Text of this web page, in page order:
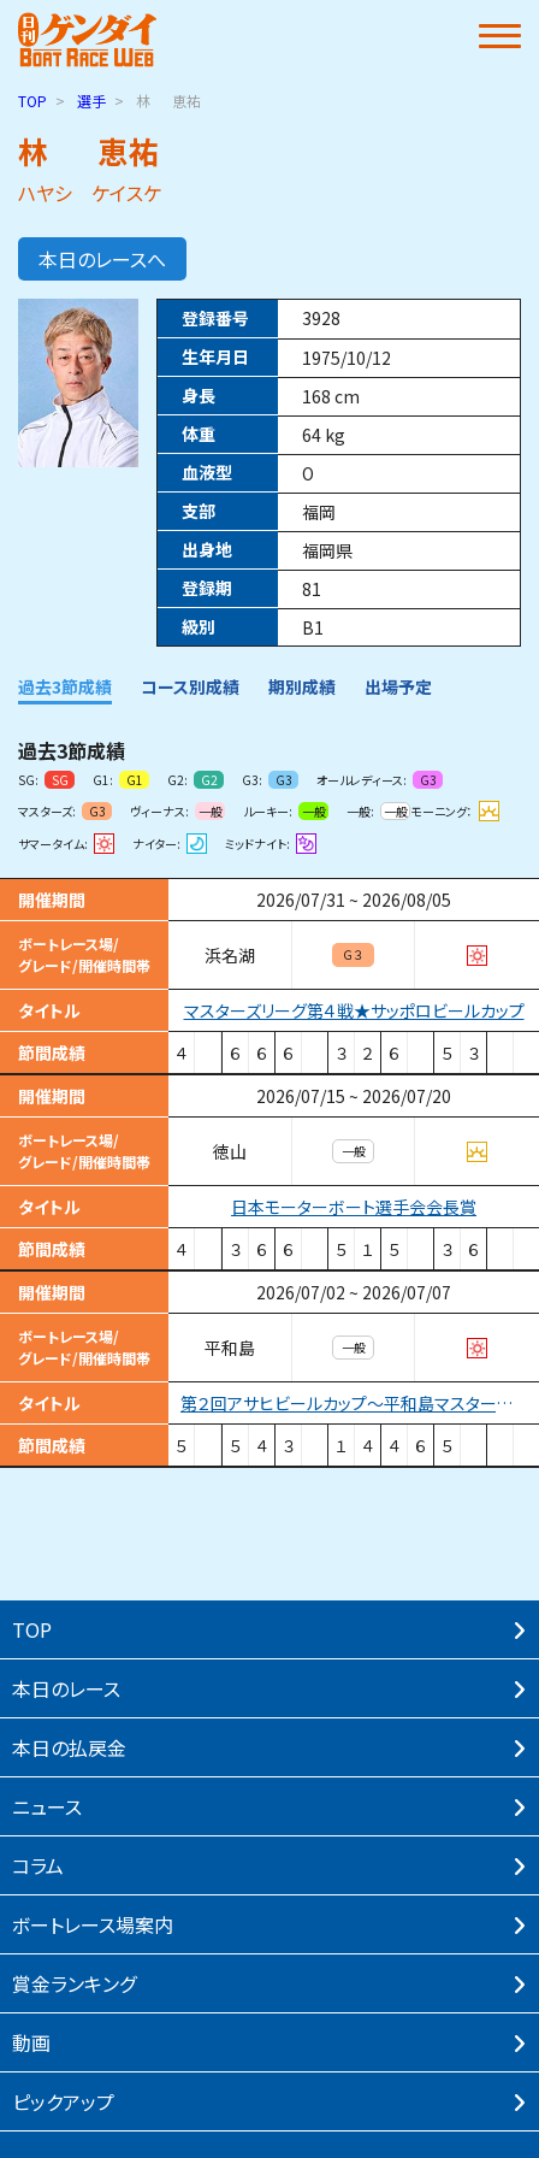
TOP 選手 林 恵祐
林 恵祐
ハヤシ ケイスケ
本日のレースへ
登録番号
3928
生年月日
1975/10/12
身長
168 cm
体重
64 kg
血液型
O
支部
福岡
出身地
福岡県
登録期
81
級別
B1
過去3節成績 コース別成績 期別成績 出場予定
過去3節成績
SG: SG G1: G1 G2: G2 G3: G3 オールレディース:
G3
マスターズ:
G3 ヴィーナス: 一般 ルーキー: 一般 一般: 一般 モーニング：
サマータイム:
ナイター: ミッドナイト:
開催期間 2026/07/31 ~ 2026/08/05
ボートレース場/
グレード/開催時間帯
浜名湖 Ｇ３
タイトル
マスターズリーグ第４戦★サッポロビールカップ
節間成績
４ ６ ６ ６ ３ ２ ６ ５ ３
開催期間 2026/07/15 ~ 2026/07/20
ボートレース場/
グレード/開催時間帯
徳山 一般
タイトル
日本モーターボート選手会会長賞
節間成績
４ ３ ６ ６ ５ １ ５ ３ ６
開催期間 2026/07/02 ~ 2026/07/07
ボートレース場/
グレード/開催時間帯
平和島 一般
タイトル
第２回アサヒビールカップ〜平和島マスターズ〜
節間成績
５ ５ ４ ３ １ ４ ４ ６ ５
TOP
本⽇のレース
本⽇の払戻⾦
ニュース
コラム
ボートレース場案内
賞⾦ランキング
動画
ピックアップ